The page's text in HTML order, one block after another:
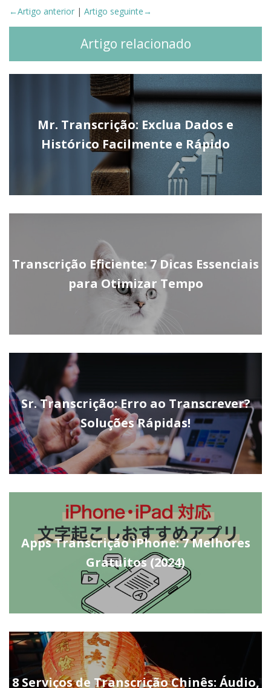
←Artigo anterior | Artigo seguinte→
Artigo relacionado
Mr. Transcrição: Exclua Dados e
Histórico Facilmente e Rápido
Transcrição Eficiente: 7 Dicas Essenciais
para Otimizar Tempo
Sr. Transcrição: Erro ao Transcrever?
Soluções Rápidas!
Apps Transcrição iPhone: 7 Melhores
Gratuitos (2024)
8 Serviços de Transcrição Chinês: Áudio,